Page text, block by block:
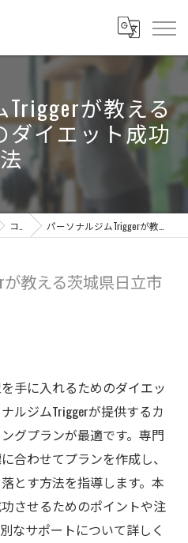
Triggerが教える
ダイエット成功
法
コラム パーソナルジムTriggerが教える茨城県日立市のダイエット成功法
教える茨城県日立市
手に入れるためのダイエッ
ルジムTriggerが提供するカ
グプランが最適です。専門
合わせてプランを作成し、
とす方法を指導します。本
させるためのポイントや注
なサポートについて詳しく